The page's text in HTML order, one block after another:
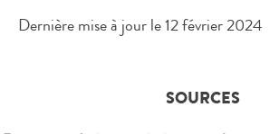
Dernière mise à jour le12 février 2024
SOURCES